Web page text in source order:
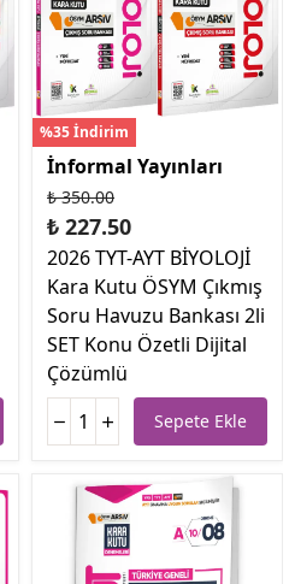
%35 İndirim
İnformal Yayınları
₺ 350.00
₺ 227.50
2026 TYT-AYT BİYOLOJİ
Kara Kutu ÖSYM Çıkmış
Soru Havuzu Bankası 2li
SET Konu Özetli Dijital
Çözümlü
Sepete Ekle